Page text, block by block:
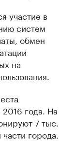
участие в
систем
обмен
на
2016 года. На
7 тыс.
города.